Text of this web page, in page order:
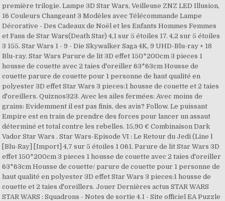
première trilogie. Lampe 3D Star Wars, Veilleuse ZNZ LED Illusion,
16 Couleurs Changeant 3 Modèles avec Télécommande Lampe
Décorative - Des Cadeaux de Noël et les Enfants Hommes Femmes
et Fans de Star Wars(Death Star) 4,1 sur 5 étoiles 17. 4,2 sur 5 étoiles
3 155. Star Wars 1 - 9 - Die Skywalker Saga 4K, 9 UHD-Blu-ray + 18
Blu-ray. Star Wars Parure de lit 3D effet 150*200cm 3 pieces 1
housse de couette avec 2 taies d'oreiller 63*63cm Housse de
couette parure de couette pour 1 personne de haut qualité en
polyester 3D effet Star Wars 3 pieces:1 housse de couette et 2 taies
d'oreillers. Quiznos323. Avec les ailes fermées: Avec moins de
grains: Evidemment il est pas finis, des avis? Follow. Le puissant
Empire est en train de prendre des forces pour lancer un assaut
déterminé et total contre les rebelles. 15,90 € Combinaison Dark
Vador Star Wars . Star Wars-Episode VI : Le Retour du Jedi (Line l
[Blu-Ray] [Import] 4,7 sur 5 étoiles 1 061. Parure de lit Star Wars 3D
effet 150*200cm 3 pieces 1 housse de couette avec 2 taies d'oreiller
63*63cm Housse de couette/ parure de couette pour 1 personne de
haut qualité en polyester 3D effet Star Wars 3 pieces:1 housse de
couette et 2 taies d'oreillers. Jouer Dernières actus STAR WARS
STAR WARS : Squadrons - Notes de sortie 4.1 - Site officiel EA Puzzle